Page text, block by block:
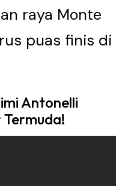
raya Monte
puas finis di
Antonelli